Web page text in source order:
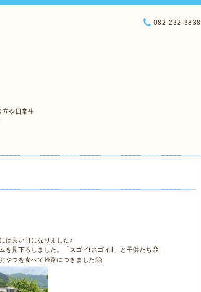
立や日常生
082-232-3838
は良い日になりました♪
見下ろしました。「スゴイ❗️スゴイ‼️」と子供たち😊
やつを食べて帰路につきました🤗